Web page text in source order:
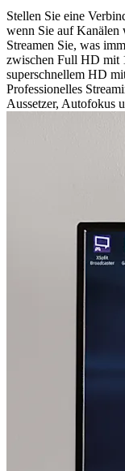
Stellen Sie eine
wenn Sie auf Kanälen
Streamen Sie, was
zwischen Full HD mit
superschnellem HD
Professionelles
Aussetzer, Autofokus